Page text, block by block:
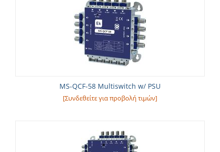
MS-QCF-58 Multiswitch w/ PSU
[Συνδεθείτε για προβολή τιμών]